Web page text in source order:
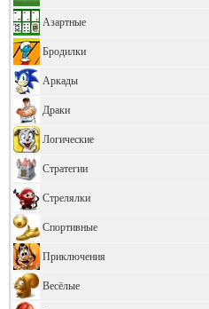
Азартные
Бродилки
Аркады
Драки
Логические
Стратегии
Стрелялки
Спортивные
Приключения
Весёлые